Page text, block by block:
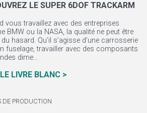
LE SUPER 6DOF TRACKARM
vous travaillez avec des entreprises
BMW ou la NASA, la qualité ne peut être
du hasard. Qu’il s’agisse d’une carrosserie
fuselage, travailler avec des composants
dime...
LIVRE BLANC >
DE PRODUCTION